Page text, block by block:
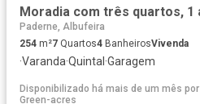
Paderne, Albufeira
254 m²7 Quartos4 BanheirosVivenda
·Varanda·Quintal ·Garagem
Disponibilizado há mais de um mês por
Green-acres